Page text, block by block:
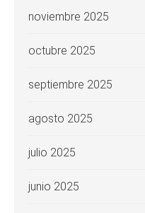
noviembre 2025
octubre 2025
septiembre 2025
agosto 2025
julio 2025
junio 2025